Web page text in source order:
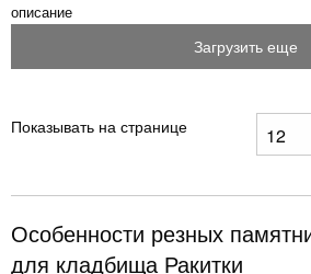
описание
Загрузить еще
Показывать на странице
Особенности резных
для кладбища Ракитки